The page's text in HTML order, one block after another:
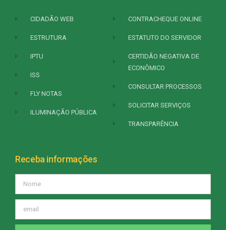
CIDADÃO WEB
ESTRUTURA
IPTU
ISS
FLY NOTAS
ILUMINAÇÃO PÚBLICA
CONTRACHEQUE ONLINE
ESTATUTO DO SERVIDOR
CERTIDÃO NEGATIVA DE
ECONÔMICO
CONSULTAR PROCESSOS
SOLICITAR SERVIÇOS
TRANSPARÊNCIA
Receba informações